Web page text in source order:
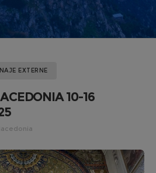
EXTERNE
10-16